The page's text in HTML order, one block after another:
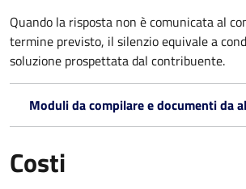
Quando la risposta non è comunicata al
termine previsto, il silenzio equivale a
soluzione prospettata dal contribuente.
Moduli da compilare e documenti da
Costi